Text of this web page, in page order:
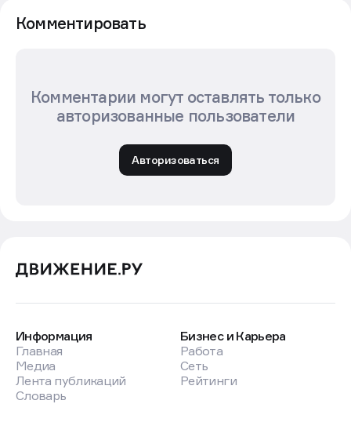
Комментировать
Комментарии могут оставлять только
авторизованные пользователи
Авторизоваться
Информация
Главная
Медиа
Лента публикаций
Словарь
Бизнес и Карьера
Работа
Сеть
Рейтинги